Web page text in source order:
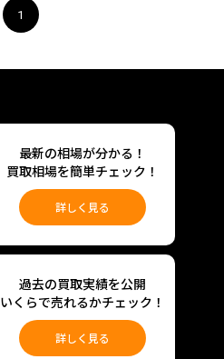
1
最新の相場が分かる！
買取相場を簡単チェック！
詳しく見る
過去の買取実績を公開
いくらで売れるかチェック！
詳しく見る